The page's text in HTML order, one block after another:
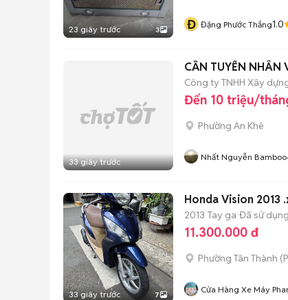
23 giây trước 3 Đ Đặng Phước Thắng1.0
33 giây trước
CẦN TUYỂN NHÂN
Công ty TNHH Xây
Đến 10 triệu/
Phường An Khê
Nhất Nguyễn Bamboo
33 giây trước 7
Honda Vision 2013
2013 Tay ga Đã sử dụng
11.300.000 đ
Phường Tân Thành (
Cửa Hàng Xe Máy